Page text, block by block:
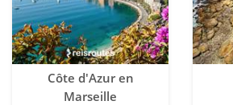
Côte d'Azur en
Marseille